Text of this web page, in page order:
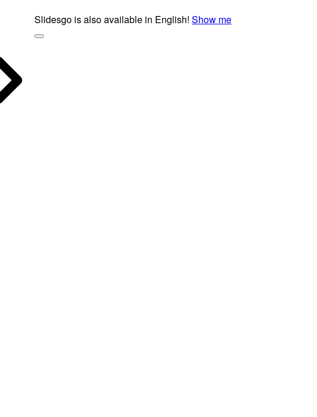
Slidesgo is also available in English! Show me